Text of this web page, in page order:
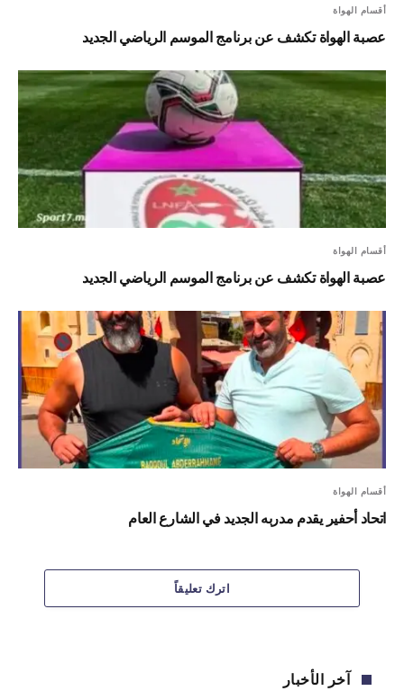
أقسام الهواة
عصبة الهواة تكشف عن برنامج الموسم الرياضي الجديد
أقسام الهواة
عصبة الهواة تكشف عن برنامج الموسم الرياضي الجديد
أقسام الهواة
اتحاد أحفير يقدم مدربه الجديد في الشارع العام
اترك تعليقاً
آخر الأخبار